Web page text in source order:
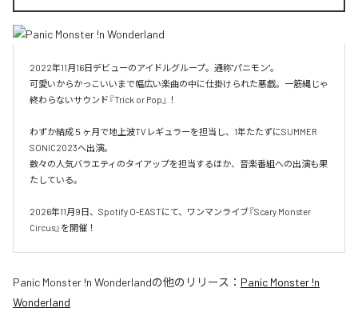
2022年11月16日デビューのアイドルグループ。通称"パニモン"。
可愛いからかっこいいまで幅広い楽曲の中に仕掛けられた悪戯。一筋縄じゃ
終わらないサウンド『Trick or Pop』！
わずか結成５ヶ月で地上波TVレギュラーを担当し、1年たたずにSUMMER
SONIC2023へ出演。
数々の人気バラエティのタイアップを担当するほか、音楽番組への出演も果
たしている。
2026年11月9日、Spotify O-EASTにて、ワンマンライブ『Scary Monster
Circus』を開催！
Panic Monster !n Wonderlandの他のリリース： Panic Monster !n
Wonderland